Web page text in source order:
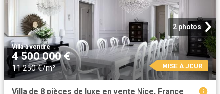
2 photos
Villa·à vendre
4 500 000 €
11 250 €/m² MISE À JOUR
Villa de 8 pièces de luxe en vente Nice, France